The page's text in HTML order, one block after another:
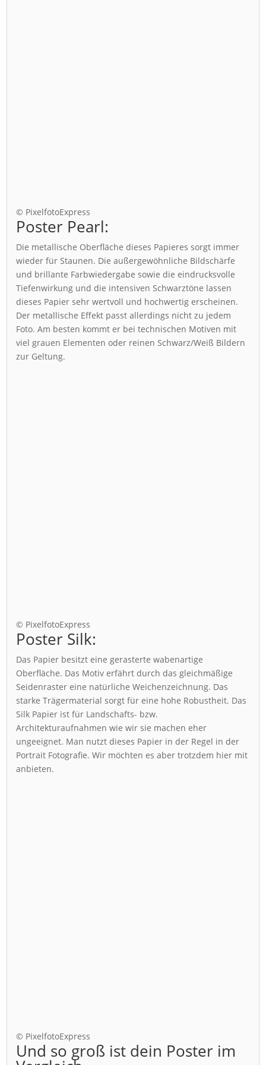
© PixelfotoExpress
Poster Pearl:
Die metallische Oberfläche dieses Papieres sorgt immer
wieder für Staunen. Die außergewöhnliche Bildschärfe
und brillante Farbwiedergabe sowie die eindrucksvolle
Tiefenwirkung und die intensiven Schwarztöne lassen
dieses Papier sehr wertvoll und hochwertig erscheinen.
Der metallische Effekt passt allerdings nicht zu jedem
Foto. Am besten kommt er bei technischen Motiven mit
viel grauen Elementen oder reinen Schwarz/Weiß Bildern
zur Geltung.
© PixelfotoExpress
Poster Silk:
Das Papier besitzt eine gerasterte wabenartige
Oberfläche. Das Motiv erfährt durch das gleichmäßige
Seidenraster eine natürliche Weichenzeichnung. Das
starke Trägermaterial sorgt für eine hohe Robustheit. Das
Silk Papier ist für Landschafts- bzw.
Architekturaufnahmen wie wir sie machen eher
ungeeignet. Man nutzt dieses Papier in der Regel in der
Portrait Fotografie. Wir möchten es aber trotzdem hier mit
anbieten.
© PixelfotoExpress
Und so groß ist dein Poster im